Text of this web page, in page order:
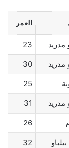
العمر
مدريد 23
مدريد 30
25
مدريد 31
26
32